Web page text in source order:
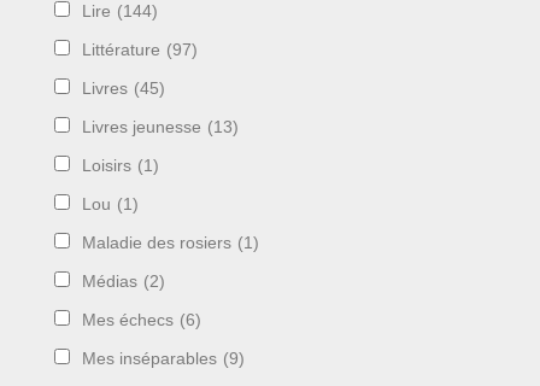
Lire (144)
Littérature (97)
Livres (45)
Livres jeunesse (13)
Loisirs (1)
Lou (1)
Maladie des rosiers (1)
Médias (2)
Mes échecs (6)
Mes inséparables (9)